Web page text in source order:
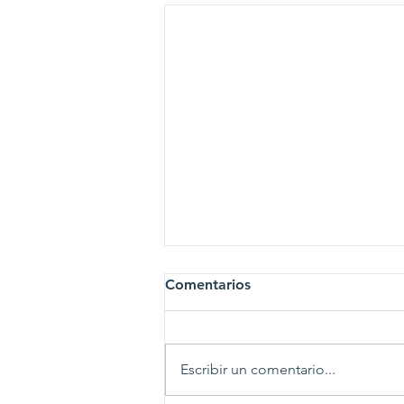
Un verano para crecer
Comentarios
Escribir un comentario...